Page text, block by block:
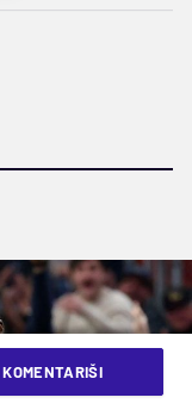
KOMENTARIŠI